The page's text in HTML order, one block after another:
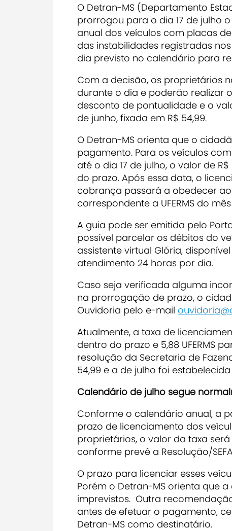
O Detran-MS (Departamento
prorrogou para o dia 17 de julho
anual dos veículos com placas
das instabilidades registradas
dia previsto no calendário para
Com a decisão, os proprietários
durante o dia e poderão realizar
desconto de pontualidade e o
de junho, fixada em R$ 54,99.
O Detran-MS orienta que o
pagamento. Para os veículos
até o dia 17 de julho, o valor de
do prazo. Após essa data, o
cobrança passará a obedecer
correspondente a UFERMS do
A guia pode ser emitida pelo
possível parcelar os débitos do
assistente virtual Glória,
atendimento 24 horas por dia.
Caso seja verificada alguma
na prorrogação de prazo, o
Ouvidoria pelo e-mail
Atualmente, a taxa de
dentro do prazo e 5,88 UFERMS
resolução da Secretaria de
54,99 e a de julho foi estabelecida
Calendário de julho segue
Conforme o calendário anual, a
prazo de licenciamento dos
proprietários, o valor da taxa será
conforme prevê a Resolução/
O prazo para licenciar esses
Porém o Detran-MS orienta que
imprevistos. Outra
antes de efetuar o pagamento,
Detran-MS como destinatário.